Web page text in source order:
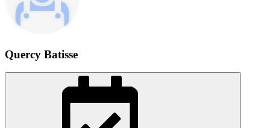
Quercy Batisse